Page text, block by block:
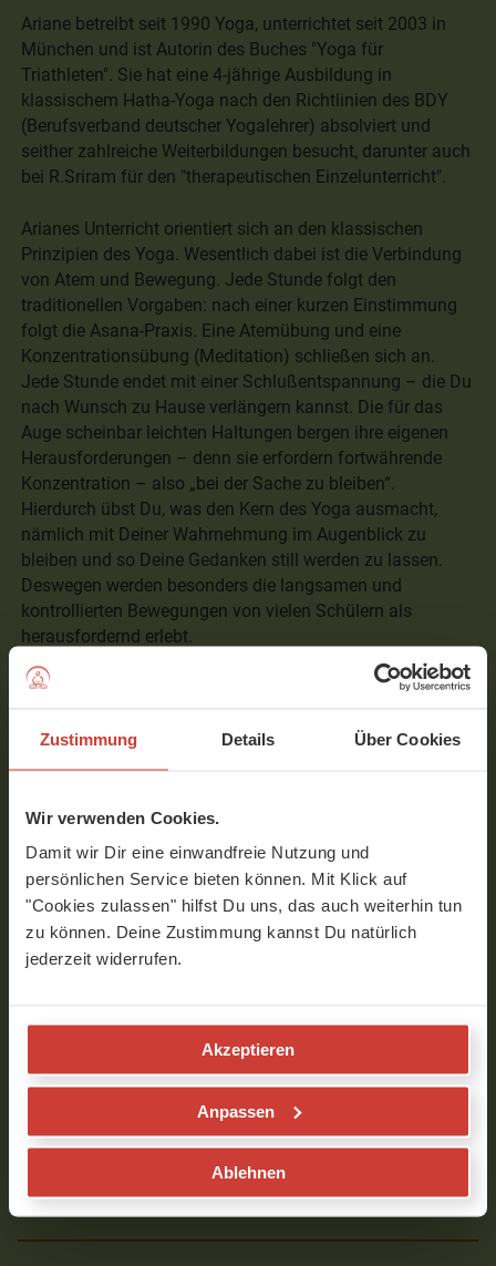
Zustimmung Details Über Cookies
Wir verwenden Cookies.
Damit wir Dir eine einwandfreie Nutzung und
persönlichen Service bieten können. Mit Klick auf
"Cookies zulassen" hilfst Du uns, das auch weiterhin tun
zu können. Deine Zustimmung kannst Du natürlich
jederzeit widerrufen.
Akzeptieren
Anpassen
Ablehnen
Ariane betreibt seit 1990 Yoga, unterrichtet seit 2003 in
München und ist Autorin des Buches "Yoga für
Triathleten". Sie hat eine 4-jährige Ausbildung in
klassischem Hatha-Yoga nach den Richtlinien des BDY
(Berufsverband deutscher Yogalehrer) absolviert und
seither zahlreiche Weiterbildungen besucht, darunter auch
bei R.Sriram für den "therapeutischen Einzelunterricht".
Arianes Unterricht orientiert sich an den klassischen
Prinzipien des Yoga. Wesentlich dabei ist die Verbindung
von Atem und Bewegung. Jede Stunde folgt den
traditionellen Vorgaben: nach einer kurzen Einstimmung
folgt die Asana-Praxis. Eine Atemübung und eine
Konzentrationsübung (Meditation) schließen sich an.
Jede Stunde endet mit einer Schlußentspannung – die Du
nach Wunsch zu Hause verlängern kannst. Die für das
Auge scheinbar leichten Haltungen bergen ihre eigenen
Herausforderungen – denn sie erfordern fortwährende
Konzentration – also „bei der Sache zu bleiben“.
Hierdurch übst Du, was den Kern des Yoga ausmacht,
nämlich mit Deiner Wahrnehmung im Augenblick zu
bleiben und so Deine Gedanken still werden zu lassen.
Deswegen werden besonders die langsamen und
kontrollierten Bewegungen von vielen Schülern als
herausfordernd erlebt.
Übrigens: Ariane vermittelt ihr Wissen über Yoga in
Videos über einen längeren Zeitraum zu verfolgen.
Interview mit Ariane Heck
seconds
of